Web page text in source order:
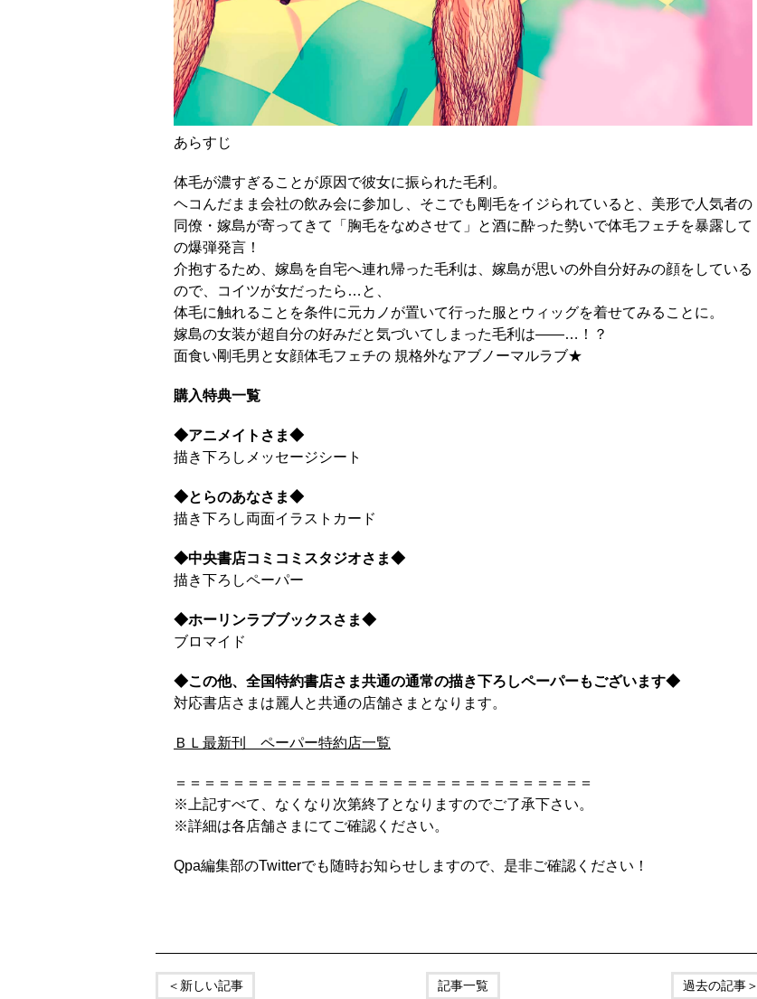
あらすじ
体毛が濃すぎることが原因で彼女に振られた毛利。
ヘコんだまま会社の飲み会に参加し、そこでも剛毛をイジられていると、美形で人気者の
同僚・嫁島が寄ってきて「胸毛をなめさせて」と酒に酔った勢いで体毛フェチを暴露して
の爆弾発言！
介抱するため、嫁島を自宅へ連れ帰った毛利は、嫁島が思いの外自分好みの顔をしている
ので、コイツが女だったら…と、
体毛に触れることを条件に元カノが置いて行った服とウィッグを着せてみることに。
嫁島の女装が超自分の好みだと気づいてしまった毛利は――…！？
面食い剛毛男と女顔体毛フェチの 規格外なアブノーマルラブ★
購入特典一覧
◆アニメイトさま◆
描き下ろしメッセージシート
◆とらのあなさま◆
描き下ろし両面イラストカード
◆中央書店コミコミスタジオさま◆
描き下ろしペーパー
◆ホーリンラブブックスさま◆
ブロマイド
◆この他、全国特約書店さま共通の通常の描き下ろしペーパーもございます◆
対応書店さまは麗人と共通の店舗さまとなります。
ＢＬ最新刊 ペーパー特約店一覧
＝＝＝＝＝＝＝＝＝＝＝＝＝＝＝＝＝＝＝＝＝＝＝＝＝＝＝＝＝
※上記すべて、なくなり次第終了となりますのでご了承下さい。
※詳細は各店舗さまにてご確認ください。
Qpa編集部のTwitterでも随時お知らせしますので、是非ご確認ください！
＜新しい記事 過去の記事＞
記事一覧